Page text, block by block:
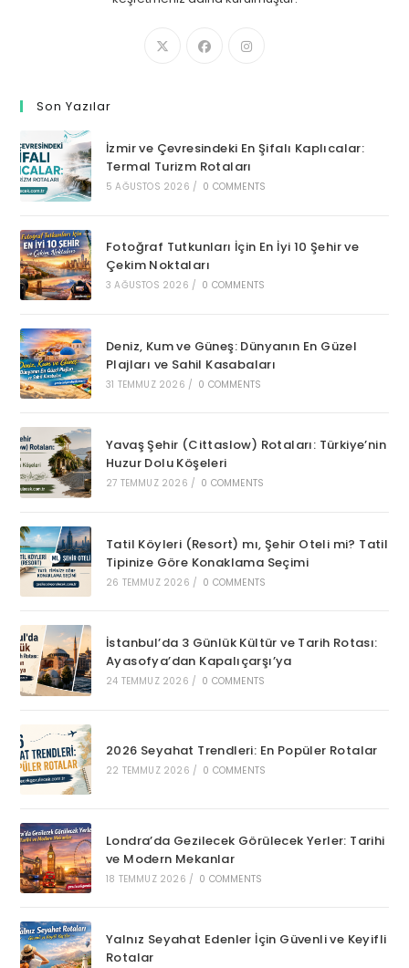
Son Yazılar
İzmir ve Çevresindeki En Şifalı Kaplıcalar:
Termal Turizm Rotaları
5 AĞUSTOS 2026 / 0 COMMENTS
Fotoğraf Tutkunları İçin En İyi 10 Şehir ve
Çekim Noktaları
3 AĞUSTOS 2026 / 0 COMMENTS
Deniz, Kum ve Güneş: Dünyanın En Güzel
Plajları ve Sahil Kasabaları
31 TEMMUZ 2026 / 0 COMMENTS
Yavaş Şehir (Cittaslow) Rotaları: Türkiye’nin
Huzur Dolu Köşeleri
27 TEMMUZ 2026 / 0 COMMENTS
Tatil Köyleri (Resort) mı, Şehir Oteli mi? Tatil
Tipinize Göre Konaklama Seçimi
26 TEMMUZ 2026 / 0 COMMENTS
İstanbul’da 3 Günlük Kültür ve Tarih Rotası:
Ayasofya’dan Kapalıçarşı’ya
24 TEMMUZ 2026 / 0 COMMENTS
2026 Seyahat Trendleri: En Popüler Rotalar
22 TEMMUZ 2026 / 0 COMMENTS
Londra’da Gezilecek Görülecek Yerler: Tarihi
ve Modern Mekanlar
18 TEMMUZ 2026 / 0 COMMENTS
Yalnız Seyahat Edenler İçin Güvenli ve Keyifli
Rotalar